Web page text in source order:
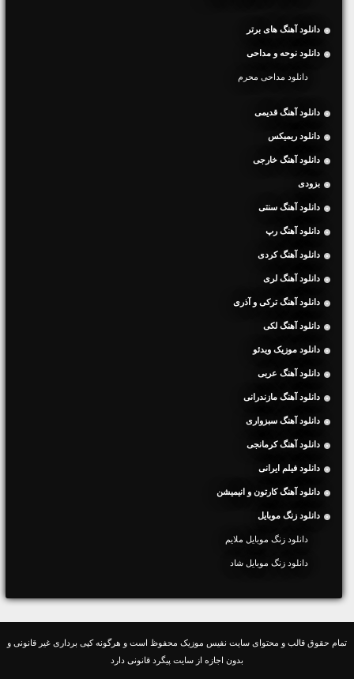
دانلود آهنگ های برتر
دانلود نوحه و مداحی
دانلود مداحی محرم
دانلود آهنگ قدیمی
دانلود ریمیکس
دانلود آهنگ خارجی
بزودی
دانلود آهنگ سنتی
دانلود آهنگ رپ
دانلود آهنگ کردی
دانلود آهنگ لری
دانلود آهنگ ترکی و آذری
دانلود آهنگ لکی
دانلود موزیک ویدئو
دانلود آهنگ عربی
دانلود آهنگ مازندرانی
دانلود آهنگ سبزواری
دانلود آهنگ کرمانجی
دانلود فیلم ایرانی
دانلود آهنگ کارتون و انیمیشن
دانلود زنگ موبایل
دانلود زنگ موبایل ملایم
دانلود زنگ موبایل شاد
تمام حقوق قالب و محتوای سایت نفیس موزیک محفوظ است و هرگونه کپی برداری غیر قانونی و
بدون اجازه از سایت پیگرد قانونی دارد